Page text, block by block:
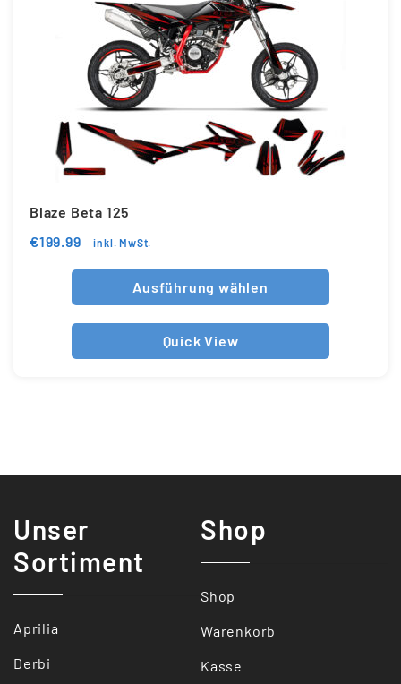
Blaze Beta 125
€199.99 inkl. MwSt.
Ausführung wählen
Quick View
Unser
Sortiment
Aprilia
Derbi
Shop
Shop
Warenkorb
Kasse